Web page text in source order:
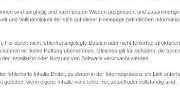
sind sorgfältig und nach besten Wissen ausgesucht und
und Vollständigkeit der sich auf dieser Homepage befindlichen
Für durch nicht fehlerfrei angelegte Dateien oder nicht fehlerfrei
wir keine Haftung übernehmen. Gleiches gilt für Schäden, die beim
Installation oder Nutzung von Software verursacht werden.
fehlerhafte Inhalte Dritter, zu denen in der Internetpräsenz ein Link
wenn eigene Inhalte nicht fehlerfrei, aktuell oder vollständig sind.